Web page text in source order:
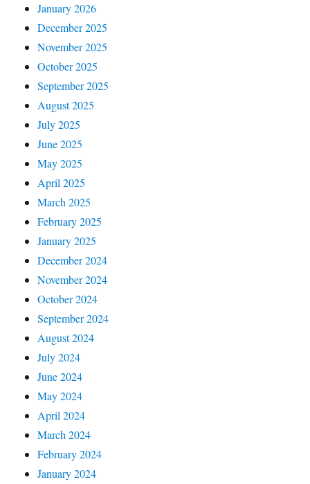
January 2026
December 2025
November 2025
October 2025
September 2025
August 2025
July 2025
June 2025
May 2025
April 2025
March 2025
February 2025
January 2025
December 2024
November 2024
October 2024
September 2024
August 2024
July 2024
June 2024
May 2024
April 2024
March 2024
February 2024
January 2024